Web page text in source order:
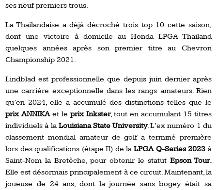
ses neuf premiers trous.
La Thailandaise a déjà décroché trois top 10 cette saison,
dont une victoire à domicile au Honda LPGA Thailand
quelques années après son premier titre au Chevron
Championship 2021.
Lindblad est professionnelle que depuis juin dernier après
une carrière exceptionnelle dans les rangs amateurs. Rien
qu’en 2024, elle a accumulé des distinctions telles que le
prix ANNIKAet leprix Inkster, tout en accumulant 15 titres
individuels à laLouisiana State University. L’ex numéro 1 du
classement mondial amateur de golf a terminé première
lors des qualifications (étape II) de laLPGA Q-Series 2023 à
Saint-Nom la Bretèche, pour obtenir le statut Epson Tour.
Elle est désormais principalement à ce circuit. Maintenant, la
joueuse de 24 ans, dont la journée sans bogey était sa